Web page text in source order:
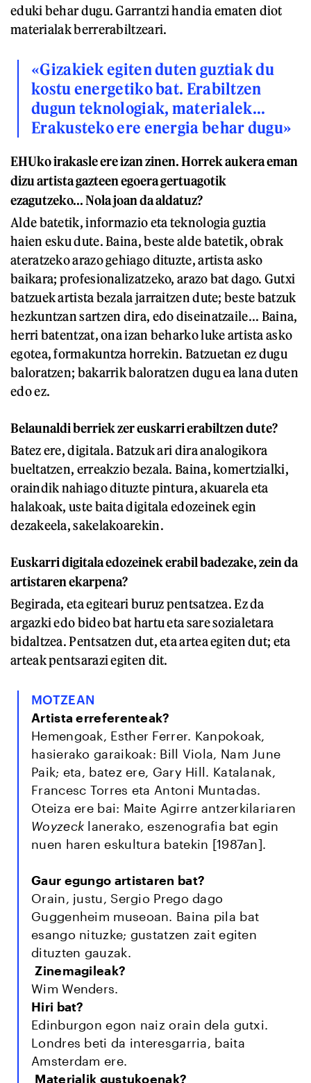
eduki behar dugu. Garrantzi handia ematen diot
materialak berrerabiltzeari.
«Gizakiek egiten duten guztiak du
kostu energetiko bat. Erabiltzen
dugun teknologiak, materialek...
Erakusteko ere energia behar dugu»
EHUko irakasle ere izan zinen. Horrek aukera eman
dizu artista gazteen egoera gertuagotik
ezagutzeko... Nola joan da aldatuz?
Alde batetik, informazio eta teknologia guztia
haien esku dute. Baina, beste alde batetik, obrak
ateratzeko arazo gehiago dituzte, artista asko
baikara; profesionalizatzeko, arazo bat dago. Gutxi
batzuek artista bezala jarraitzen dute; beste batzuk
hezkuntzan sartzen dira, edo diseinatzaile... Baina,
herri batentzat, ona izan beharko luke artista asko
egotea, formakuntza horrekin. Batzuetan ez dugu
baloratzen; bakarrik baloratzen dugu ea lana duten
edo ez.
Belaunaldi berriek zer euskarri erabiltzen dute?
Batez ere, digitala. Batzuk ari dira analogikora
bueltatzen, erreakzio bezala. Baina, komertzialki,
oraindik nahiago dituzte pintura, akuarela eta
halakoak, uste baita digitala edozeinek egin
dezakeela, sakelakoarekin.
Euskarri digitala edozeinek erabil badezake, zein da
artistaren ekarpena?
Begirada, eta egiteari buruz pentsatzea. Ez da
argazki edo bideo bat hartu eta sare sozialetara
bidaltzea. Pentsatzen dut, eta artea egiten dut; eta
arteak pentsarazi egiten dit.
MOTZEAN
Artista erreferenteak?
Hemengoak, Esther Ferrer. Kanpokoak,
hasierako garaikoak: Bill Viola, Nam June
Paik; eta, batez ere, Gary Hill. Katalanak,
Francesc Torres eta Antoni Muntadas.
Oteiza ere bai: Maite Agirre antzerkilariaren
Woyzeck lanerako, eszenografia bat egin
nuen haren eskultura batekin [1987an].
Gaur egungo artistaren bat?
Orain, justu, Sergio Prego dago
Guggenheim museoan. Baina pila bat
esango nituzke; gustatzen zait egiten
dituzten gauzak.
Zinemagileak?
Wim Wenders.
Hiri bat?
Edinburgon egon naiz orain dela gutxi.
Londres beti da interesgarria, baita
Amsterdam ere.
Materialik gustukoenak?